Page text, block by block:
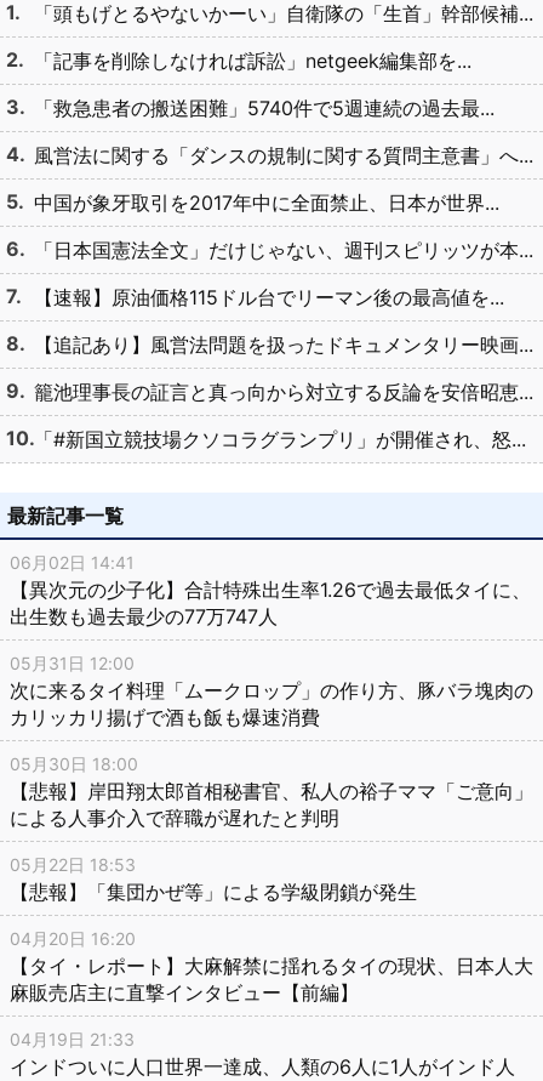
「頭もげとるやないかーい」自衛隊の「生首」幹部候補...
「記事を削除しなければ訴訟」netgeek編集部を...
「救急患者の搬送困難」5740件で5週連続の過去最...
風営法に関する「ダンスの規制に関する質問主意書」へ...
中国が象牙取引を2017年中に全面禁止、日本が世界...
「日本国憲法全文」だけじゃない、週刊スピリッツが本...
【速報】原油価格115ドル台でリーマン後の最高値を...
【追記あり】風営法問題を扱ったドキュメンタリー映画...
籠池理事長の証言と真っ向から対立する反論を安倍昭恵...
「#新国立競技場クソコラグランプリ」が開催され、怒...
最新記事一覧
06月02日 14:41
【異次元の少子化】合計特殊出生率1.26で過去最低タイに、
出生数も過去最少の77万747人
05月31日 12:00
次に来るタイ料理「ムークロップ」の作り方、豚バラ塊肉の
カリッカリ揚げで酒も飯も爆速消費
05月30日 18:00
【悲報】岸田翔太郎首相秘書官、私人の裕子ママ「ご意向」
による人事介入で辞職が遅れたと判明
05月22日 18:53
【悲報】「集団かぜ等」による学級閉鎖が発生
04月20日 16:20
【タイ・レポート】大麻解禁に揺れるタイの現状、日本人大
麻販売店主に直撃インタビュー【前編】
04月19日 21:33
インドついに人口世界一達成、人類の6人に1人がインド人